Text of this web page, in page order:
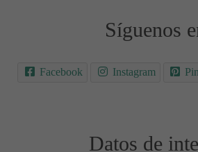
Síguenos
Facebook Instagram
Datos de